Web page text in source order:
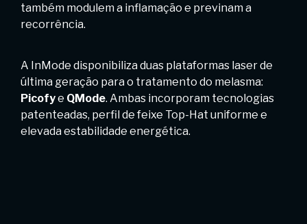
também modulem a inflamação e previnam a
recorrência.
A InMode disponibiliza duas plataformas laser de
última geração para o tratamento do melasma:
Picofye QMode. Ambas incorporam tecnologias
patenteadas, perfil de feixe Top-Hat uniforme e
elevada estabilidade energética.